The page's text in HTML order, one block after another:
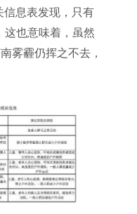
信息表发现，只有
这也意味着，虽然
雾霾仍挥之不去，